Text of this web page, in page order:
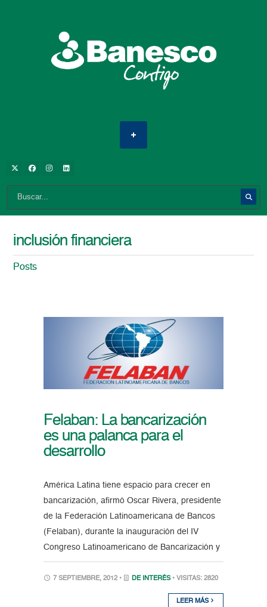
inclusión financiera
Posts
Felaban: La bancarización
es una palanca para el
desarrollo
América Latina tiene espacio para crecer en
bancarización, afirmó Oscar Rivera, presidente
de la Federación Latinoamericana de Bancos
(Felaban), durante la inauguración del IV
Congreso Latinoamericano de Bancarización y
7 SEPTIEMBRE, 2012 • DE INTERÉS • VISITAS: 2820
LEER MÁS